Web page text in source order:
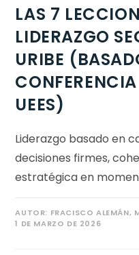
LAS 7
LIDERAZGO
URIBE
UEES)
Liderazgo basado en
decisiones firmes,
estratégica en
AUTOR: FRACISCO ALEMÁN,
1 DE MARZO DE 2026